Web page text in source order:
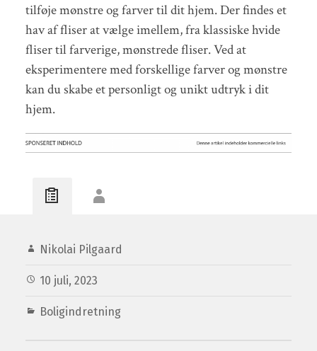
tilføje mønstre og farver til dit hjem. Der findes et
hav af fliser at vælge imellem, fra klassiske hvide
fliser til farverige, mønstrede fliser. Ved at
eksperimentere med forskellige farver og mønstre
kan du skabe et personligt og unikt udtryk i dit
hjem.
Nikolai Pilgaard
10 juli, 2023
Boligindretning